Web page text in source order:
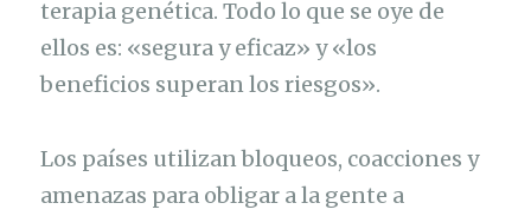
terapia genética. Todo lo que se oye de
ellos es: «segura y eficaz» y «los
beneficios superan los riesgos».
Los países utilizan bloqueos, coacciones y
amenazas para obligar a la gente a